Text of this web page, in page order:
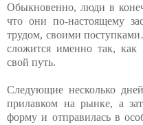
Обыкновенно, люди в
что они по-настоящему
трудом, своими
сложится именно так,
свой путь.
Следующие несколько
прилавком на рынке, а
форму и отправилась в